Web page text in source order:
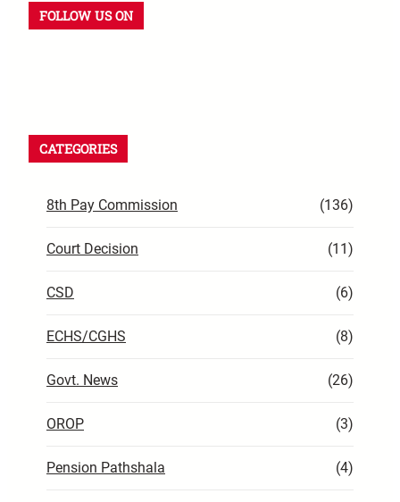
FOLLOW US ON
CATEGORIES
8th Pay Commission (136)
Court Decision (11)
CSD (6)
ECHS/CGHS (8)
Govt. News (26)
OROP (3)
Pension Pathshala (4)